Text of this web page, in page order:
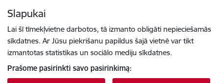
Slapukai
Lai šī tīmekļvietne darbotos, tā izmanto obligāti nepieciešamās
sīkdatnes. Ar Jūsu piekrišanu papildus šajā vietnē var tikt
izmantotas statistikas un sociālo mediju sīkdatnes.
Prašome pasirinkti savo pasirinkimą: